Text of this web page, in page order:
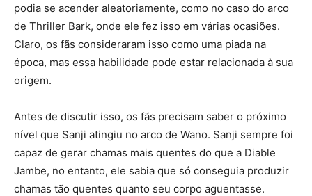
podia se acender aleatoriamente, como no caso do arco
de Thriller Bark, onde ele fez isso em várias ocasiões.
Claro, os fãs consideraram isso como uma piada na
época, mas essa habilidade pode estar relacionada à sua
origem.
Antes de discutir isso, os fãs precisam saber o próximo
nível que Sanji atingiu no arco de Wano. Sanji sempre foi
capaz de gerar chamas mais quentes do que a Diable
Jambe, no entanto, ele sabia que só conseguia produzir
chamas tão quentes quanto seu corpo aguentasse.